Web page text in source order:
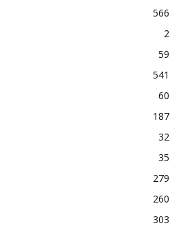
566
2
59
541
60
187
32
35
279
260
303